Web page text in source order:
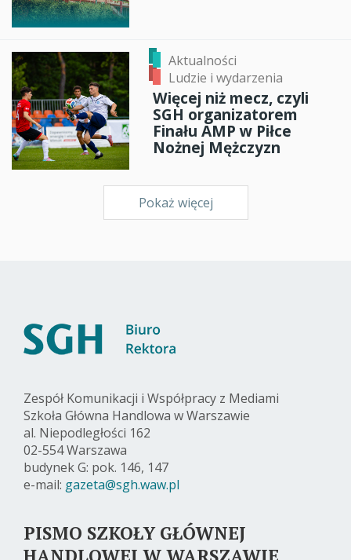
Aktualności
Ludzie i wydarzenia
Więcej niż mecz, czyli
SGH organizatorem
Finału AMP w Piłce
Nożnej Mężczyzn
Pokaż więcej
Zespół Komunikacji i Współpracy z Mediami
Szkoła Główna Handlowa w Warszawie
al. Niepodległości 162
02-554 Warszawa
budynek G: pok. 146, 147
e-mail: gazeta@sgh.waw.pl
PISMO SZKOŁY GŁÓWNEJ
HANDLOWEJ W WARSZAWIE